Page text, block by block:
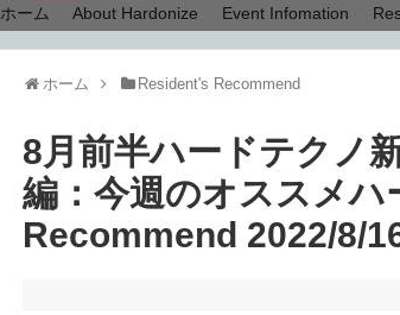
ホーム About Hardonize Event Infomation
ホーム Resident's Recommend
8月前半ハードテクノ
編：今週のオススメハ
Recommend 2022/8/